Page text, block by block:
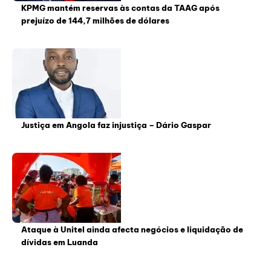
KPMG mantém reservas às contas da TAAG após
prejuízo de 144,7 milhões de dólares
Justiça em Angola faz injustiça – Dário Gaspar
Ataque à Unitel ainda afecta negócios e liquidação de
dívidas em Luanda